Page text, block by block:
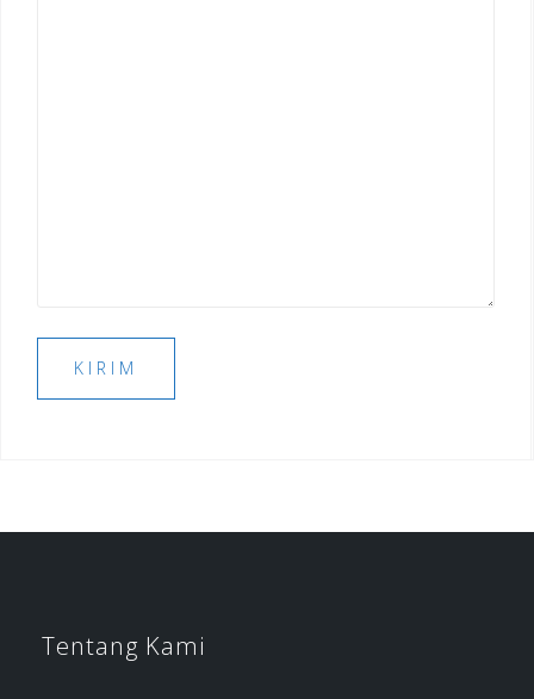
Tentang Kami